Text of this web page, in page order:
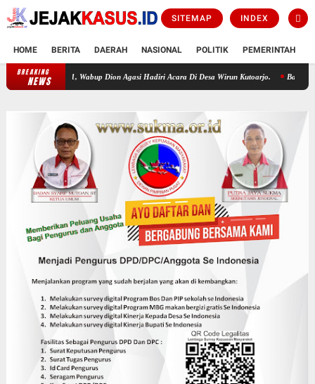
SITEMAP INDEX
HOME BERITA DAERAH NASIONAL POLITIK PEMERINTAH
BREAKING
NEWS
KE-81, Wabup Dion Agasi Hadiri Acara Di Desa Wirun Kutoarjo. Baznas Purworejo